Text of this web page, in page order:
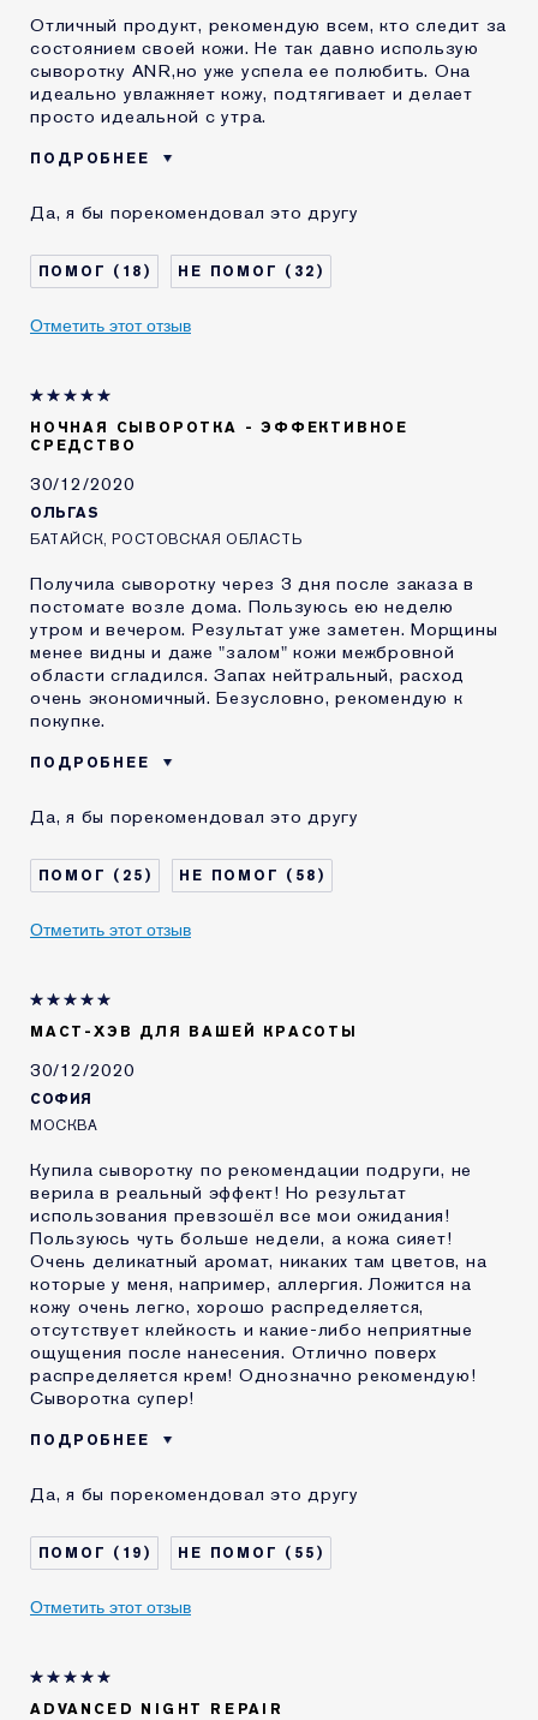
Отличный продукт, рекомендую всем, кто следит за
состоянием своей кожи. Не так давно использую
сыворотку ANR,но уже успела ее полюбить. Она
идеально увлажняет кожу, подтягивает и делает
просто идеальной с утра.
ПОДРОБНЕЕ
Тип кожи
Нормальная / комбинированная
Проблема кожи
Лифтинг / Подтяжка
КАК ДАВНО ВЫ
КОМЕТИКОЙ ESTEE
более 20 лет
миниатюру этого
продукта
Да, я бы порекомендовал это другу
18 32
Отметить этот отзыв
НОЧНАЯ СЫВОРОТКА - ЭФФЕКТИВНОЕ
СРЕДСТВО
30/12/2020
ОЛЬГАS
БАТАЙСК, РОСТОВСКАЯ ОБЛАСТЬ
Получила сыворотку через 3 дня после заказа в
постомате возле дома. Пользуюсь ею неделю
утром и вечером. Результат уже заметен. Морщины
менее видны и даже "залом" кожи межбровной
области сгладился. Запах нейтральный, расход
очень экономичный. Безусловно, рекомендую к
покупке.
ПОДРОБНЕЕ
Тип кожи
Нормальная / комбинированная
Проблема кожи
Выравнивание тона
КАК ДАВНО ВЫ
КОМЕТИКОЙ ESTEE
Менее 1 года
миниатюру этого
продукта
E-List
Да, я бы порекомендовал это другу
25 58
Отметить этот отзыв
МАСТ-ХЭВ ДЛЯ ВАШЕЙ КРАСОТЫ
30/12/2020
СОФИЯ
МОСКВА
Купила сыворотку по рекомендации подруги, не
верила в реальный эффект! Но результат
использования превзошёл все мои ожидания!
Пользуюсь чуть больше недели, а кожа сияет!
Очень деликатный аромат, никаких там цветов, на
которые у меня, например, аллергия. Ложится на
кожу очень легко, хорошо распределяется,
отсутствует клейкость и какие-либо неприятные
ощущения после нанесения. Отлично поверх
распределяется крем! Однозначно рекомендую!
Сыворотка супер!
ПОДРОБНЕЕ
Тип кожи
Нормальная / комбинированная
Проблема кожи
Выравнивание тона
КАК ДАВНО ВЫ
КОМЕТИКОЙ ESTEE
2-5 лет
миниатюру этого
продукта
Да, я бы порекомендовал это другу
19 55
Отметить этот отзыв
ADVANCED NIGHT REPAIR